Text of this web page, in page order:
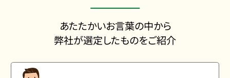
あたたかいお言葉の中から
弊社が選定したものをご紹介